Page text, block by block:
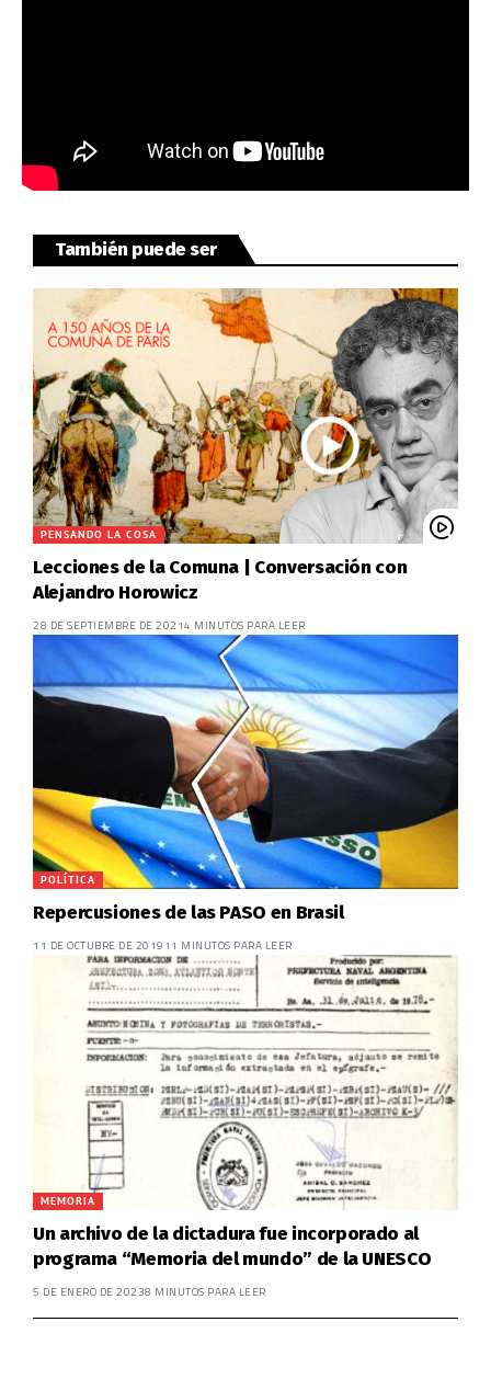
También puede ser
PENSANDO LA COSA
Lecciones de la Comuna | Conversación con
Alejandro Horowicz
28 DE SEPTIEMBRE DE 20214 MINUTOS PARA LEER
POLÍTICA
Repercusiones de las PASO en Brasil
11 DE OCTUBRE DE 2019 11 MINUTOS PARA LEER
MEMORIA
Un archivo de la dictadura fue incorporado al
programa “Memoria del mundo” de la UNESCO
5 DE ENERO DE 20238 MINUTOS PARA LEER